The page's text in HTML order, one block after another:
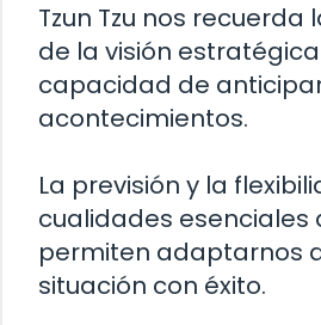
Tzun Tzu nos
de la visión
capacidad de
acontecimientos.
La previsión y la
cualidades esenciales
permiten adaptarnos
situación con éxito.